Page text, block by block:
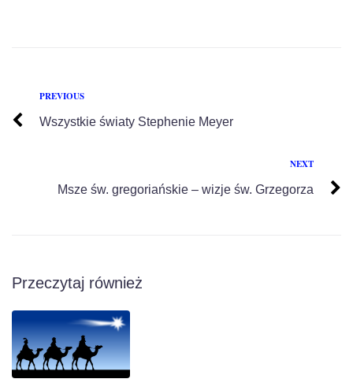
PREVIOUS
Wszystkie światy Stephenie Meyer
NEXT
Msze św. gregoriańskie – wizje św. Grzegorza
Przeczytaj również